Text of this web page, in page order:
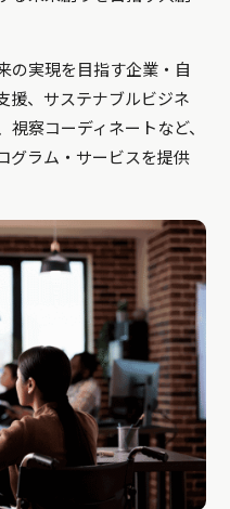
の実現を目指す企業・自
援、サステナブルビジネ
察コーディネートなど、
グラム・サービスを提供